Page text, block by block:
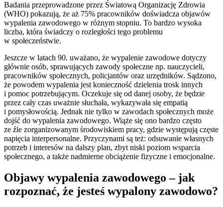
Badania przeprowadzone przez Światową Organizację Zdrowia
(WHO) pokazują, że aż 75% pracowników doświadcza objawów
wypalenia zawodowego w różnym stopniu. To bardzo wysoka
liczba, która świadczy o rozległości tego problemu
w społeczeństwie.
Jeszcze w latach 90. uważano, że wypalenie zawodowe dotyczy
głównie osób, sprawujących zawody społeczne np. nauczycieli,
pracowników społecznych, policjantów oraz urzędników. Sądzono,
że powodem wypalenia jest konieczność dzielenia trosk innych
i pomoc potrzebującym. Oczekuje się od danej osoby, że będzie
przez cały czas uważnie słuchała, wykazywała się empatią
i pomysłowością. Jednak nie tylko w zawodach społecznych może
dojść do wypalenia zawodowego. Wiąże się ono bardzo często
ze źle zorganizowanym środowiskiem pracy, gdzie występują częste
napięcia interpersonalne. Przyczynami są też: odsuwanie własnych
potrzeb i interesów na dalszy plan, zbyt niski poziom wsparcia
społecznego, a także nadmierne obciążenie fizyczne i emocjonalne.
Objawy wypalenia zawodowego – jak
rozpoznać, że jesteś wypalony zawodowo?